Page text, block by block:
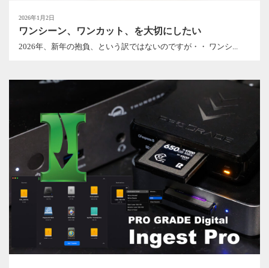
2026年1月2日
ワンシーン、ワンカット、を大切にしたい
2026年、新年の抱負、という訳ではないのですが・・ ワンシ...